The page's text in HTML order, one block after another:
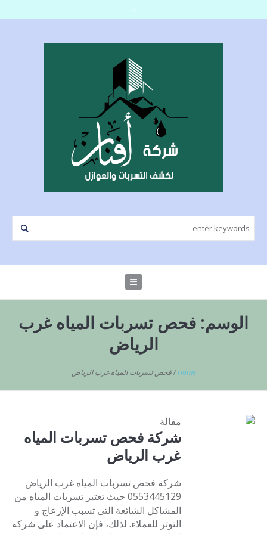
الوسم: فحص تسربات المياه غرب
الرياض
Home
/فحص تسربات المياه غرب الرياض
مقالة
شركة فحص تسربات المياه
غرب الرياض
شركة فحص تسربات المياه غرب الرياض
0553445129 حيث تعتبر تسربات المياه من
المشاكل الشائعة التي تسبب الإزعاج و
التوتر للعملاء. لذلك، فإن الاعتماد على شركة